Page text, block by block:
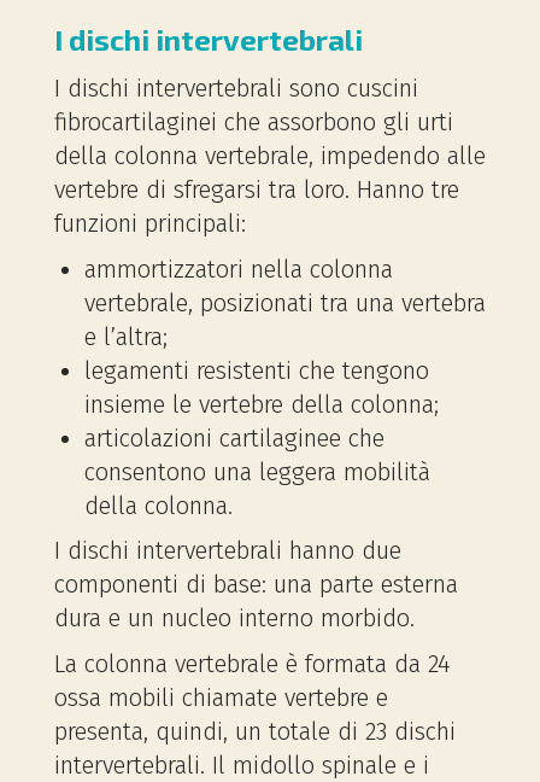
I dischi intervertebrali
I dischi intervertebrali sono cuscini
fibrocartilaginei che assorbono gli urti
della colonna vertebrale, impedendo alle
vertebre di sfregarsi tra loro. Hanno tre
funzioni principali:
ammortizzatori nella colonna
vertebrale, posizionati tra una vertebra
e l’altra;
legamenti resistenti che tengono
insieme le vertebre della colonna;
articolazioni cartilaginee che
consentono una leggera mobilità
della colonna.
I dischi intervertebrali hanno due
componenti di base: una parte esterna
dura e un nucleo interno morbido.
La colonna vertebrale è formata da 24
ossa mobili chiamate vertebre e
presenta, quindi, un totale di 23 dischi
intervertebrali. Il midollo spinale e i